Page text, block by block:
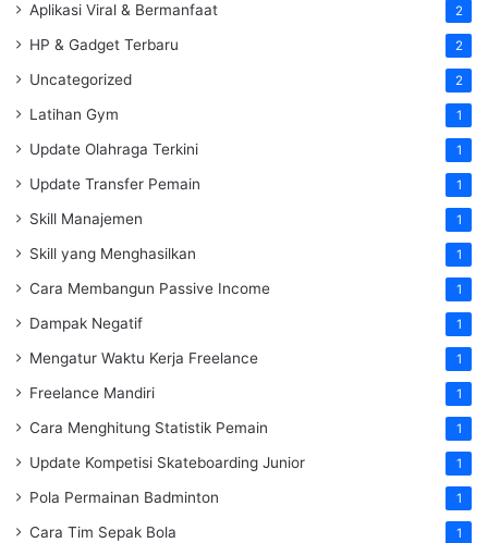
Aplikasi Viral & Bermanfaat 2
HP & Gadget Terbaru 2
Uncategorized 2
Latihan Gym 1
Update Olahraga Terkini 1
Update Transfer Pemain 1
Skill Manajemen 1
Skill yang Menghasilkan 1
Cara Membangun Passive Income 1
Dampak Negatif 1
Mengatur Waktu Kerja Freelance 1
Freelance Mandiri 1
Cara Menghitung Statistik Pemain 1
Update Kompetisi Skateboarding Junior 1
Pola Permainan Badminton 1
Cara Tim Sepak Bola 1